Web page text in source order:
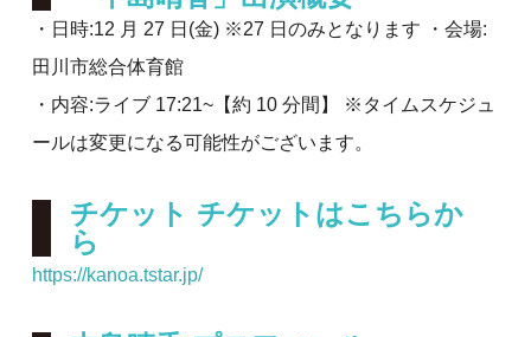
・日時:12 月 27 日(金) ※27 日のみとなります ・会場:
田川市総合体育館
・内容:ライブ 17:21~【約 10 分間】 ※タイムスケジュ
ールは変更になる可能性がございます。
チケット チケットはこちらか
ら
https://kanoa.tstar.jp/